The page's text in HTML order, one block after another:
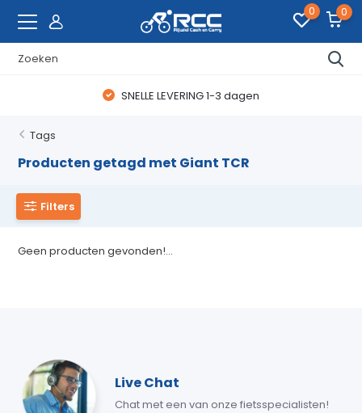
0 0
SNELLE LEVERING 1-3 dagen
Tags
Producten getagd met Giant TCR
Filters
Geen producten gevonden!...
Live Chat
Chat met een van onze fietsspecialisten!